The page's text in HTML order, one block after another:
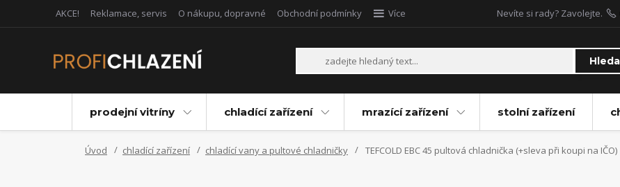
AKCE! Reklamace, servis O nákupu, dopravné Obchodní podmínky Více Nevíte si rady? Zavolejte.
prodejní vitríny chladící zařízení mrazící zařízení stolní zařízení
Úvod chladící zařízení chladící vany a pultové chladničky TEFCOLD EBC 45 pultová chladnička (+sleva při koupi na IČO)